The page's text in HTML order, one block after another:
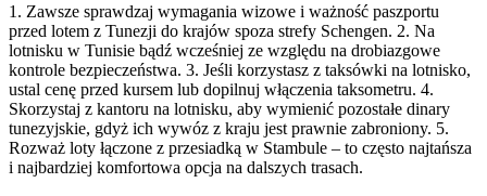
1. Zawsze sprawdzaj wymagania wizowe i ważność paszportu
przed lotem z Tunezji do krajów spoza strefy Schengen. 2. Na
lotnisku w Tunisie bądź wcześniej ze względu na drobiazgowe
kontrole bezpieczeństwa. 3. Jeśli korzystasz z taksówki na lotnisko,
ustal cenę przed kursem lub dopilnuj włączenia taksometru. 4.
Skorzystaj z kantoru na lotnisku, aby wymienić pozostałe dinary
tunezyjskie, gdyż ich wywóz z kraju jest prawnie zabroniony. 5.
Rozważ loty łączone z przesiadką w Stambule – to często najtańsza
i najbardziej komfortowa opcja na dalszych trasach.